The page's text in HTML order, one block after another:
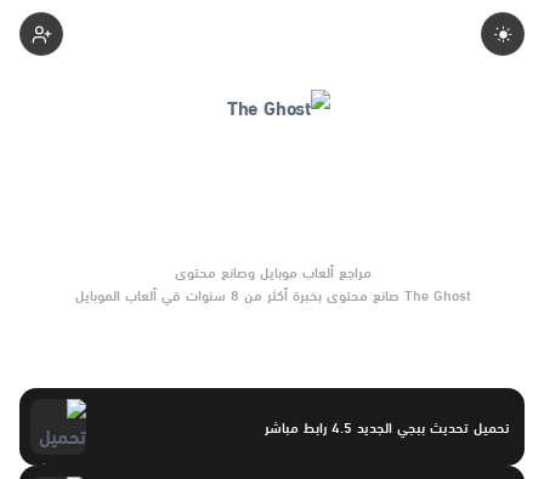
The Ghost صانع محتوى بخبرة أكثر من 8 سنوات في ألعاب الموبايل
تحميل تحديث ببجي الجديد 4.5 رابط مباشر